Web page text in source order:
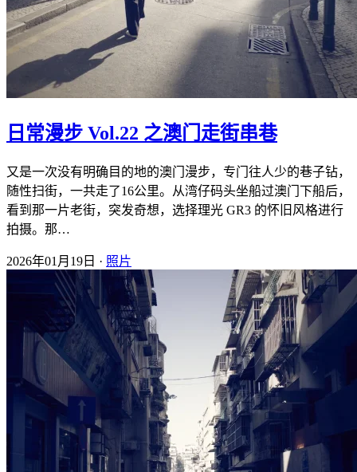
日常漫步 Vol.22 之澳门走街串巷
又是一次没有明确目的地的澳门漫步，专门往人少的巷子钻，
随性扫街，一共走了16公里。从湾仔码头坐船过澳门下船后，
看到那一片老街，突发奇想，选择理光 GR3 的怀旧风格进行
拍摄。那…
2026年01月19日 · 照片